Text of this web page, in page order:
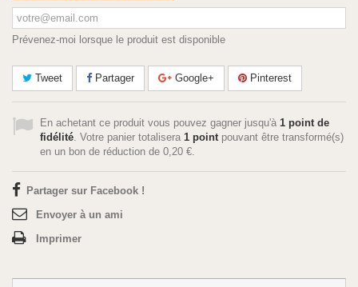
Prévenez-moi lorsque le produit est disponible
Tweet Partager Google+ Pinterest
En achetant ce produit vous pouvez gagner jusqu'à 1 point de
fidélité . Votre panier totalisera 1 point pouvant être transformé(s)
en un bon de réduction de 0,20 €
Partager sur Facebook !
Envoyer à un ami
Imprimer